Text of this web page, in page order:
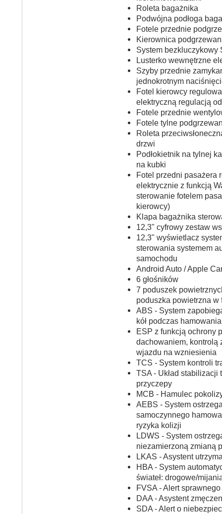
Roleta bagażnika
Podwójna podłoga
Fotele przednie
Kierownica
System bezkluczykowy
Lusterko wewnętrzne
Szyby przednie
jednokrotnym
Fotel kierowcy
elektryczną regulacją
Fotele przednie
Fotele tylne
Roleta
drzwi
Podłokietnik na tylnej
na kubki
Fotel przedni pasażera
elektrycznie z funkcją
sterowanie fotelem
kierowcy)
Klapa bagażnika
12,3" cyfrowy zestaw
12,3" wyświetlacz
sterowania systemem
samochodu
Android Auto / Apple
6 głośników
7 poduszek
poduszka powietrzna w
ABS - System
kół podczas hamowania
ESP z funkcją ochrony
dachowaniem, kontrolą
wjazdu na wzniesienia
TCS - System kontroli
TSA - Układ stabilizacji
przyczepy
MCB - Hamulec
AEBS - System
samoczynnego
ryzyka kolizji
LDWS - System
niezamierzoną zmianą
LKAS - Asystent
HBA - System
świateł: drogowe/
FVSA - Alert
DAA - Asystent
SDA - Alert o